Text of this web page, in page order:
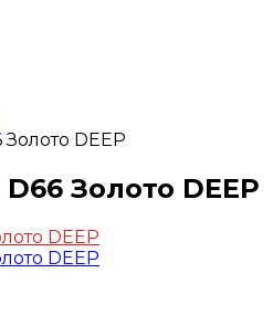
DEEP
Золото DEEP